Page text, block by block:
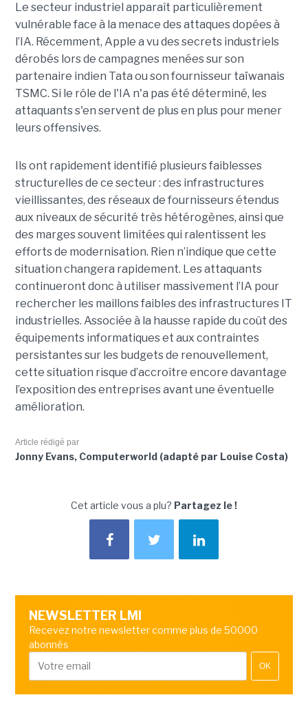
Le secteur industriel apparaît particulièrement
vulnérable face à la menace des attaques dopées à
l’IA. Récemment, Apple a vu des secrets industriels
dérobés lors de campagnes menées sur son
partenaire indien Tata ou son fournisseur taïwanais
TSMC. Si le rôle de l'IA n'a pas été déterminé, les
attaquants s'en servent de plus en plus pour mener
leurs offensives.
Ils ont rapidement identifié plusieurs faiblesses
structurelles de ce secteur : des infrastructures
vieillissantes, des réseaux de fournisseurs étendus
aux niveaux de sécurité très hétérogènes, ainsi que
des marges souvent limitées qui ralentissent les
efforts de modernisation. Rien n’indique que cette
situation changera rapidement. Les attaquants
continueront donc à utiliser massivement l’IA pour
rechercher les maillons faibles des infrastructures IT
industrielles. Associée à la hausse rapide du coût des
équipements informatiques et aux contraintes
persistantes sur les budgets de renouvellement,
cette situation risque d’accroître encore davantage
l’exposition des entreprises avant une éventuelle
amélioration.
Article rédigé par
Jonny Evans, Computerworld (adapté par Louise Costa)
Cet article vous a plu? Partagez le !
NEWSLETTER LMI
Recevez notre newsletter comme plus de 50000
abonnés
OK